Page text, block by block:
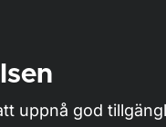
uppnå god